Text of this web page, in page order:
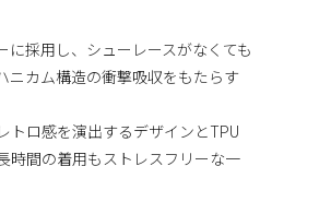
採用し、シューレースがなくても
ニカム構造の衝撃吸収をもたらす
トロ感を演出するデザインとTPU
時間の着用もストレスフリーな一